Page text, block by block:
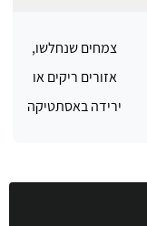
צמחים שנחלשו,
אזורים ריקים או
ירידה באסתטיקה